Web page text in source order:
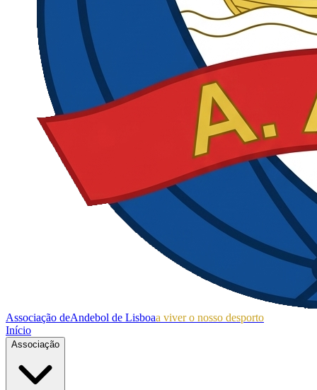
Associação deAndebol de Lisboaa viver o nosso desporto
Início
Associação